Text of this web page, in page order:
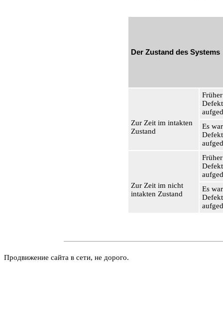
Der Zustand des Systems
Zur Zeit im intakten
Zustand
Es
Zur Zeit im nicht
intakten Zustand
Es
Продвижение сайта в сети, не дорого.